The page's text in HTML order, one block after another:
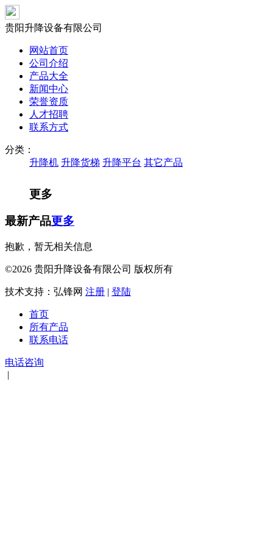
贵阳升降设备有限公司
网站首页
公司介绍
产品大全
新闻中心
荣誉资质
人才招聘
联系方式
分类：
升降机 升降货梯 升降平台 其它产品
更多
最新产品更多
抱歉，暂无相关信息
©2026 贵阳升降设备有限公司 版权所有
技术支持：弘锋网 注册 | 登陆
首页
所有产品
联系电话
电话咨询
|